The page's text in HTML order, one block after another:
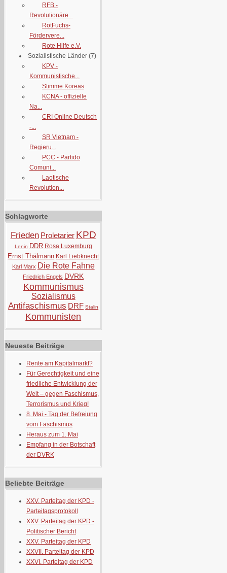
RFB -
Revolutionäre...
RotFuchs-
Fördervere...
Rote Hilfe e.V.
Sozialistische Länder (7)
KPV -
Kommunistische...
Stimme Koreas
KCNA - offizielle
Na...
CRI Online Deutsch
-...
SR Vietnam -
Regieru...
PCC - Partido
Comuni...
Laotische
Revolution...
Schlagworte
Frieden Proletarier KPD
Lenin DDR Rosa Luxemburg
Ernst Thälmann Karl Liebknecht
Karl Marx Die Rote Fahne
Friedrich Engels DVRK
Kommunismus
Sozialismus
Antifaschismus DRF Stalin
Kommunisten
Neueste Beiträge
Rente am Kapitalmarkt?
Für Gerechtigkeit und eine
friedliche Entwicklung der
Welt – gegen Faschismus,
Terrorismus und Krieg!
8. Mai - Tag der Befreiung
vom Faschismus
Heraus zum 1. Mai
Empfang in der Botschaft
der DVRK
Beliebte Beiträge
XXV. Parteitag der KPD -
Parteitagsprotokoll
XXV. Parteitag der KPD -
Politischer Bericht
XXV. Parteitag der KPD
XXVII. Parteitag der KPD
XXVI. Parteitag der KPD